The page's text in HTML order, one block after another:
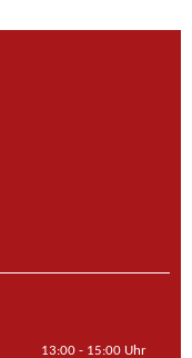
13:00 - 15:00 Uhr